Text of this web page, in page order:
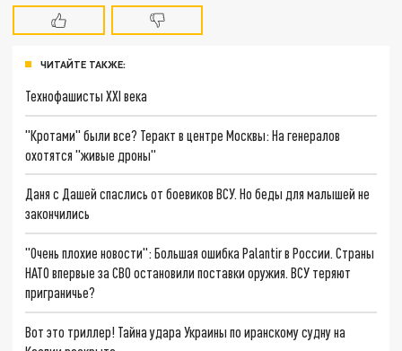
ЧИТАЙТЕ ТАКЖЕ:
Технофашисты XXI века
"Кротами" были все? Теракт в центре Москвы: На генералов
охотятся "живые дроны"
Даня с Дашей спаслись от боевиков ВСУ. Но беды для малышей не
закончились
"Очень плохие новости": Большая ошибка Palantir в России. Страны
НАТО впервые за СВО остановили поставки оружия. ВСУ теряют
приграничье?
Вот это триллер! Тайна удара Украины по иранскому судну на